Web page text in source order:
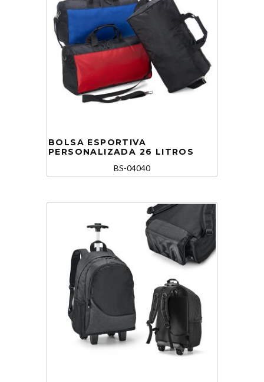
BOLSA ESPORTIVA
PERSONALIZADA 26 LITROS
BS-04040